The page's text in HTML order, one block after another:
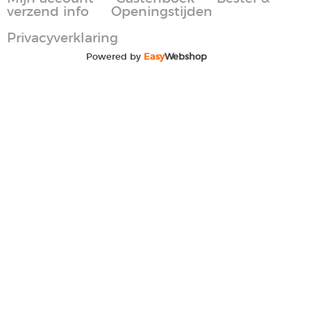
verzend info
Openingstijden
Privacyverklaring
Powered by EasyWebshop